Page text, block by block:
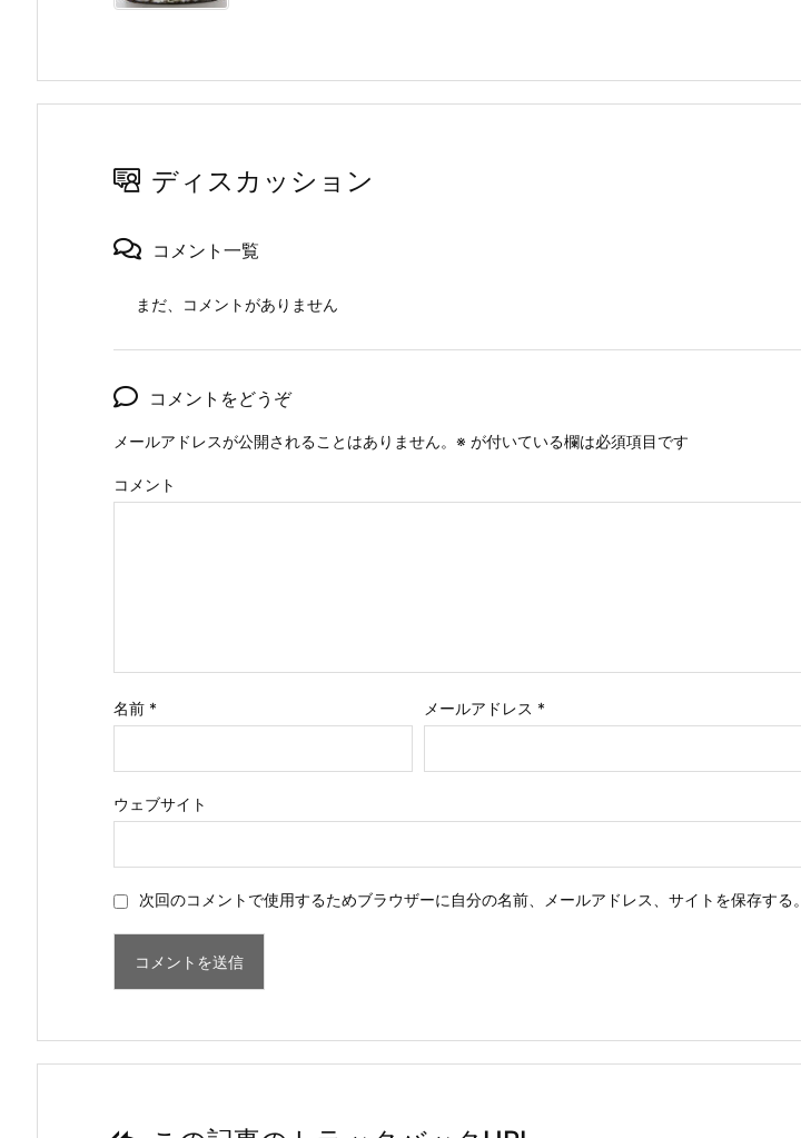
ディスカッション
コメント一覧
まだ、コメントがありません
コメントをどうぞ
メールアドレスが公開されることはありません。 ※ が付いている欄は必須項目です
コメント
名前 * メールアドレス *
ウェブサイト
次回のコメントで使用するためブラウザーに自分の名前、メールアドレス、サイトを保存する。